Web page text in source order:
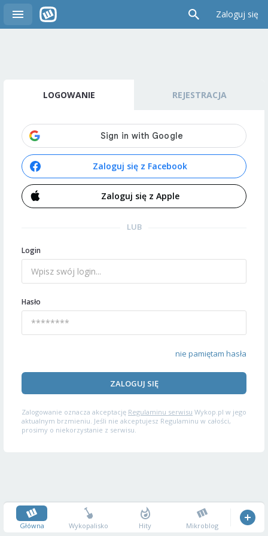
Zaloguj się
LOGOWANIE REJESTRACJA
Zaloguj się z Facebook
Zaloguj się z Apple
LUB
Login
Hasło
nie pamiętam hasła
ZALOGUJ SIĘ
Zalogowanie oznacza akceptację Regulaminu serwisu Wykop.pl w jego
aktualnym brzmieniu. Jeśli nie akceptujesz Regulaminu w całości,
prosimy o niekorzystanie z serwisu.
Główna Wykopalisko Hity Mikroblog